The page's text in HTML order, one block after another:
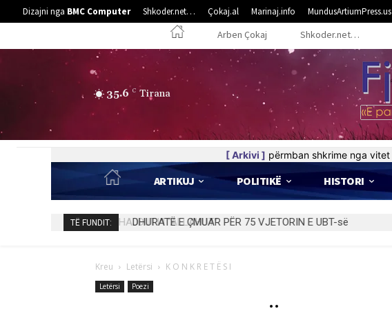
Dizajni nga BMC Computer Shkoder.net… Çokaj.al Marinaj.info MundusArtiumPress.us
Arben Çokaj Shkoder.net…
35.6 C Tirana
[ Arkivi ] përmban shkrime nga vitet
ARTIKUJ POLITIKË HISTORI
TË FUNDIT: DHURATË E ÇMUAR PËR 75 VJETORIN E UBT-së
Kreu Letërsi K O N K R E T Ë S I
Letërsi Poezi